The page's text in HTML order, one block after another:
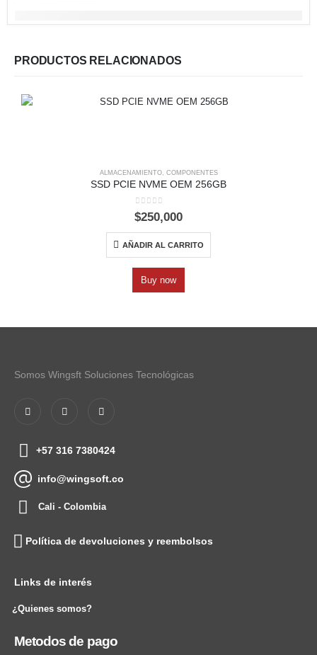
PRODUCTOS RELACIONADOS
ALMACENAMIENTO, COMPONENTES
SSD PCIE NVME OEM 256GB
0out of 5
$250,000
AÑADIR AL CARRITO
Buy now
Somos Wingsft Soluciones Tecnológicas
+57 316 7380424
info@wingsoft.co
Cali - Colombia
Política de devoluciones y reembolsos
Links de interés
¿Quienes somos?
Metodos de pago